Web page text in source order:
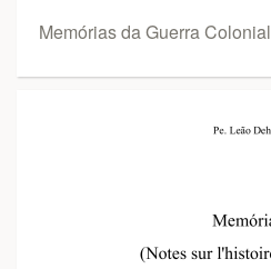
Memórias da Guerra Colonial